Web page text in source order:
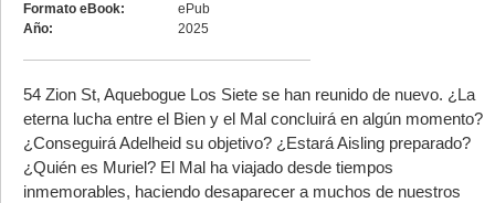
Formato eBook:
ePub
Año:
2025
54 Zion St, Aquebogue Los Siete se han reunido de nuevo. ¿La
eterna lucha entre el Bien y el Mal concluirá en algún momento?
¿Conseguirá Adelheid su objetivo? ¿Estará Aisling preparado?
¿Quién es Muriel? El Mal ha viajado desde tiempos
inmemorables, haciendo desaparecer a muchos de nuestros